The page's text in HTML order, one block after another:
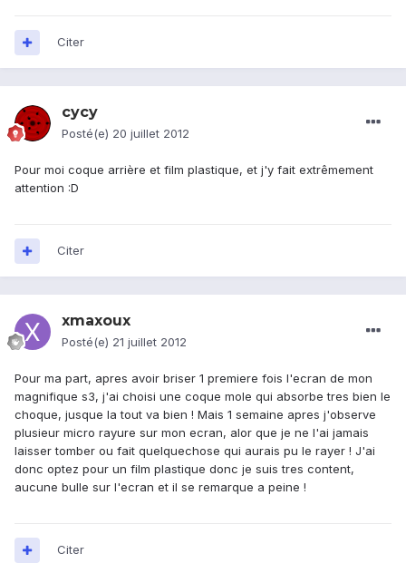
Citer
cycy
Posté(e) 20 juillet 2012
Pour moi coque arrière et film plastique, et j'y fait extrêmement
attention :D
Citer
xmaxoux
Posté(e) 21 juillet 2012
Pour ma part, apres avoir briser 1 premiere fois l'ecran de mon
magnifique s3, j'ai choisi une coque mole qui absorbe tres bien le
choque, jusque la tout va bien ! Mais 1 semaine apres j'observe
plusieur micro rayure sur mon ecran, alor que je ne l'ai jamais
laisser tomber ou fait quelquechose qui aurais pu le rayer ! J'ai
donc optez pour un film plastique donc je suis tres content,
aucune bulle sur l'ecran et il se remarque a peine !
Citer